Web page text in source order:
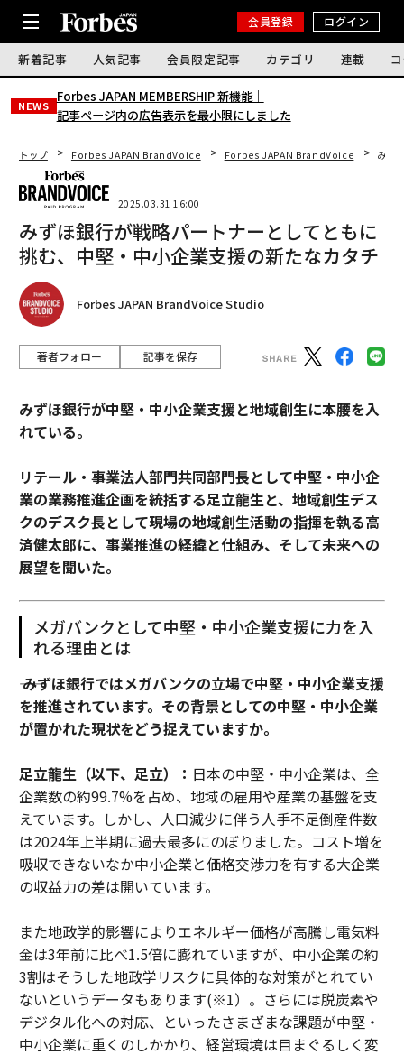
会員登録 ログイン
新着記事 人気記事 会員限定記事 カテゴリ 連載
NEWS
Forbes JAPAN MEMBERSHIP 新機能｜
記事ページ内の広告表示を最小限にしました
トップ Forbes JAPAN BrandVoice Forbes JAPAN BrandVoice みず
2025.03.31 16:00
みずほ銀行が戦略パートナーとしてともに
挑む、中堅・中小企業支援の新たなカタチ
Forbes JAPAN BrandVoice Studio
著者フォロー 記事を保存
みずほ銀行が中堅・中小企業支援と地域創生に本腰を入
れている。
リテール・事業法人部門共同部門長として中堅・中小企
業の業務推進企画を統括する足立龍生と、地域創生デス
クのデスク長として現場の地域創生活動の指揮を執る高
済健太郎に、事業推進の経緯と仕組み、そして未来への
展望を聞いた。
メガバンクとして中堅・中小企業支援に力を入
れる理由とは
―― みずほ銀行ではメガバンクの立場で中堅・中小企業支援
を推進されています。その背景としての中堅・中小企業
が置かれた現状をどう捉えていますか。
足立龍生（以下、足立）： 日本の中堅・中小企業は、全
企業数の約99.7%を占め、地域の雇用や産業の基盤を支
えています。しかし、人口減少に伴う人手不足倒産件数
は2024年上半期に過去最多にのぼりました。コスト増を
吸収できないなか中小企業と価格交渉力を有する大企業
の収益力の差は開いています。
また地政学的影響によりエネルギー価格が高騰し電気料
金は3年前に比べ1.5倍に膨れていますが、中小企業の約
3割はそうした地政学リスクに具体的な対策がとれてい
ないというデータもあります(※1）。さらには脱炭素や
デジタル化への対応、といったさまざまな課題が中堅・
中小企業に重くのしかかり、経営環境は目まぐるしく変